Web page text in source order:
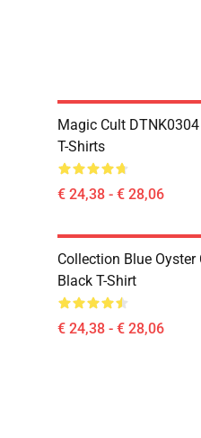
Magic Cult
T-Shirts
€ 24,38 - € 28,06
Collection Blue Oyster
Black T-Shirt
€ 24,38 - € 28,06